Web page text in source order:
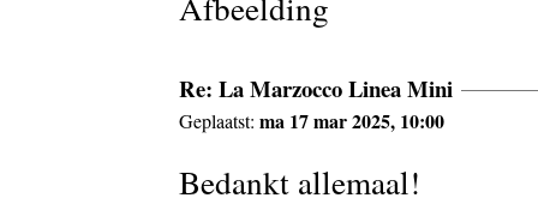
Re: La Marzocco Linea Mini
Geplaatst:ma 17 mar 2025, 10:00
Bedankt allemaal!